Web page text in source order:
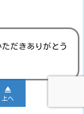
だきありがとう

上へ